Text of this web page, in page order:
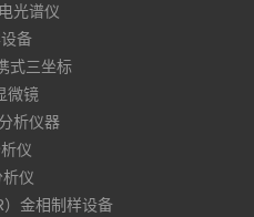
光谱仪
备
式三坐标
微镜
析仪器
仪
仪
）金相制样设备